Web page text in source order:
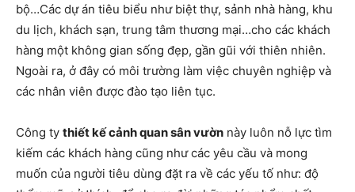
bộ…Các dự án tiêu biểu như biệt thự, sảnh nhà hàng, khu
du lịch, khách sạn, trung tâm thương mại…cho các khách
hàng một không gian sống đẹp, gần gũi với thiên nhiên.
Ngoài ra, ở đây có môi trường làm việc chuyên nghiệp và
các nhân viên được đào tạo liên tục.
Công ty thiết kế cảnh quan sân vườn này luôn nỗ lực tìm
kiếm các khách hàng cũng như các yêu cầu và mong
muốn của người tiêu dùng đặt ra về các yếu tố như: độ